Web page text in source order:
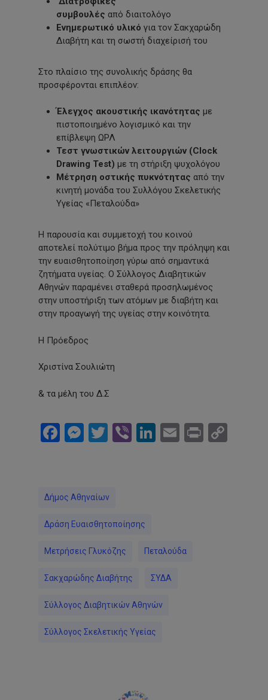
συμβουλές από διαιτολόγο
Ενημερωτικό υλικό για τον Σακχαρώδη
Διαβήτη και τη σωστή διαχείρισή του
Στο πλαίσιο της συνολικής δράσης θα
προσφέρονται επιπλέον:
Έλεγχος ακουστικής ικανότητας με
πιστοποιημένο λογισμικό και την
επίβλεψη ΩΡΛ
Τεστ γνωστικών λειτουργιών (Clock
Drawing Test) με τη στήριξη ψυχολόγου
Μέτρηση οστικής πυκνότητας από την
κινητή μονάδα του Συλλόγου Σκελετικής
Υγείας «Πεταλούδα»
Η παρουσία και συμμετοχή του κοινού
αποτελεί πολύτιμο βήμα προς την πρόληψη και
την ευαισθητοποίηση γύρω από σημαντικά
ζητήματα υγείας. Ο Σύλλογος Διαβητικών
Αθηνών παραμένει σταθερά προσηλωμένος
στην υποστήριξη των ατόμων με διαβήτη και
στην προαγωγή της υγείας στην κοινότητα.
Η Πρόεδρος
Χριστίνα Σουλιώτη
& τα μέλη του Δ.Σ
Facebook
Messenger
Twitter
ViberLinkedIn
Email
Print
Δήμος Αθηναίων
Δράση Ευαισθητοποίησης
Μετρήσεις Γλυκόζης Πεταλούδα
Σακχαρώδης Διαβήτης ΣΥΔΑ
Σύλλογος Διαβητικών Αθηνών
Σύλλογος Σκελετικής Υγείας